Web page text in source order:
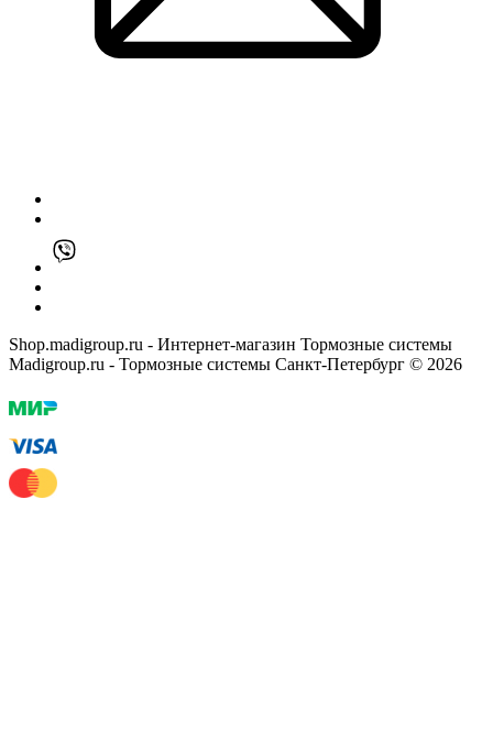
Shop.madigroup.ru - Интернет-магазин Тормозные системы
Madigroup.ru - Тормозные системы Санкт-Петербург © 2026